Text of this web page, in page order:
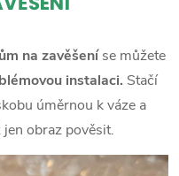
na zavěšeníse můžete
instalaci. Stačí
úměrnou k váze a
obraz pověsit.